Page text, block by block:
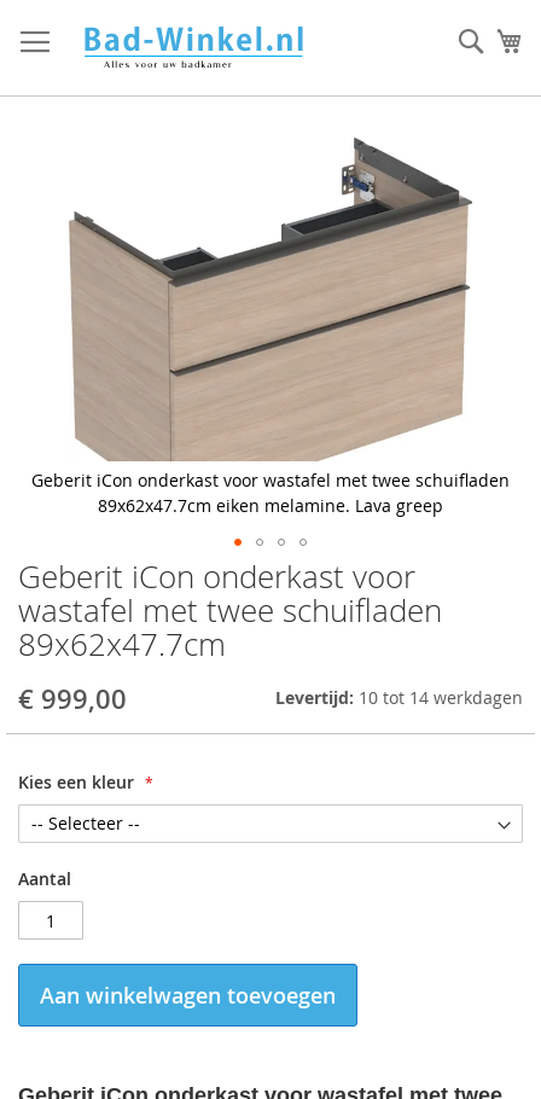
direct
door
Geberit iCon onderkast voor
wastafel met twee schuifladen
89x62x47.7cm
€ 999,00 Levertijd: 10 tot 14 werkdagen
Kies een kleur
Aantal
Aan winkelwagen toevoegen
images
Geberit iCon onderkast voor wastafel met twee schuifladen
89x62x47.7cm eiken melamine. Lava greep
Skip
to
the
beginning
the
images
gallery